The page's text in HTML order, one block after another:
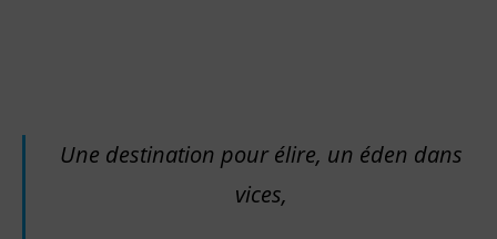
Une destination pour élire, un éden dans
vices,